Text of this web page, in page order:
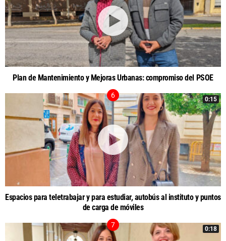
Plan de Mantenimiento y Mejoras Urbanas: compromiso del PSOE
0:15
Espacios para teletrabajar y para estudiar, autobús al instituto y puntos
de carga de móviles
0:18